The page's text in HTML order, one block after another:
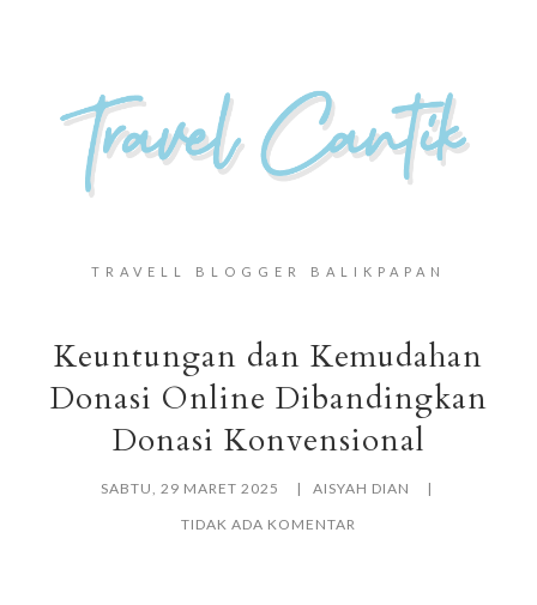
TRAVELL BLOGGER BALIKPAPAN
Keuntungan dan Kemudahan
Donasi Online Dibandingkan
Donasi Konvensional
SABTU, 29 MARET 2025
AISYAH DIAN
TIDAK ADA KOMENTAR